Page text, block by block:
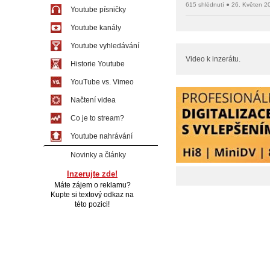
615 shlédnutí ● 26. Květen
Video k inzerátu.
Youtube písničky
Youtube kanály
Youtube vyhledávání
Historie Youtube
YouTube vs. Vimeo
Načtení videa
Co je to stream?
Youtube nahrávání
Novinky a články
Inzerujte zde!
Máte zájem o reklamu?
Kupte si textový odkaz na
této pozici!